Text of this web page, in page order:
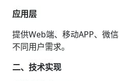
应用层‌
提供Web端、移动APP、微
不同用户需求。
二、技术实现